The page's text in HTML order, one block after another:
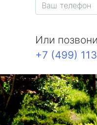
Или
+7 (499)